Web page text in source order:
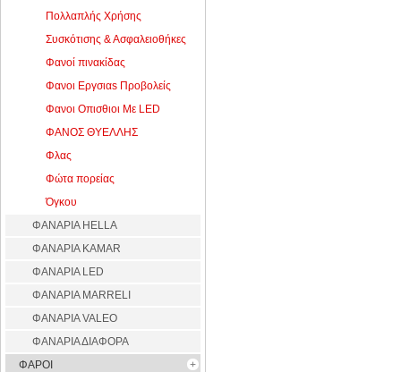
Πολλαπλής Χρήσης
Συσκότισης & Ασφαλειοθήκες
Φανοί πινακίδας
Φανοι Εργσιαs Προβολείς
Φανοι Οπισθιοι Με LED
ΦΑΝΟΣ ΘΥΕΛΛΗΣ
Φλας
Φώτα πορείας
Όγκου
ΦΑΝΑΡΙΑ HELLA
ΦΑΝΑΡΙΑ KAMAR
ΦΑΝΑΡΙΑ LED
ΦΑΝΑΡΙΑ MARRELI
ΦΑΝΑΡΙΑ VALEO
ΦΑΝΑΡΙΑ ΔΙΑΦΟΡΑ
ΦΑΡΟΙ